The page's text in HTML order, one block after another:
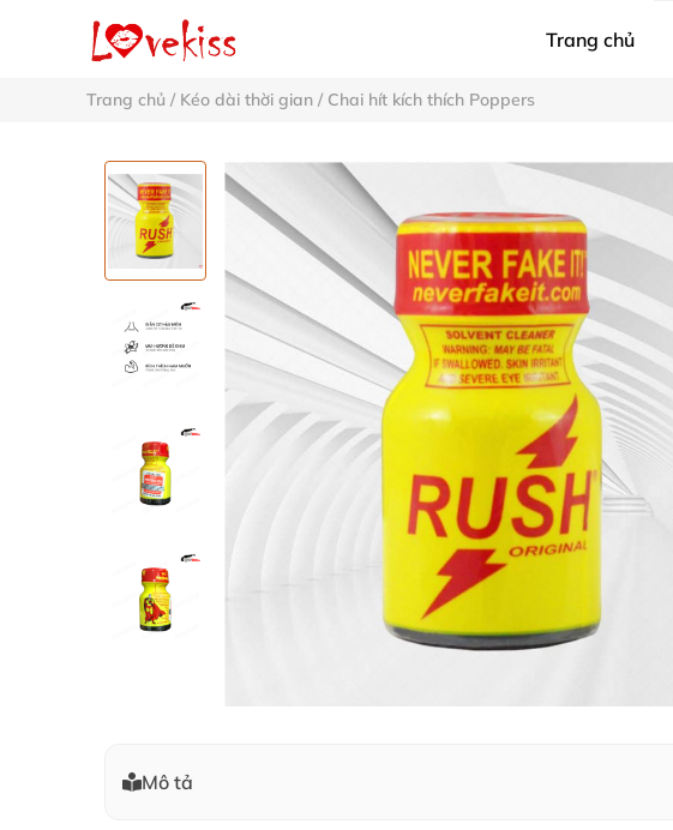
Trang chủ
Trang chủ / Kéo dài thời gian / Chai hít kích thích Poppers
Mô tả